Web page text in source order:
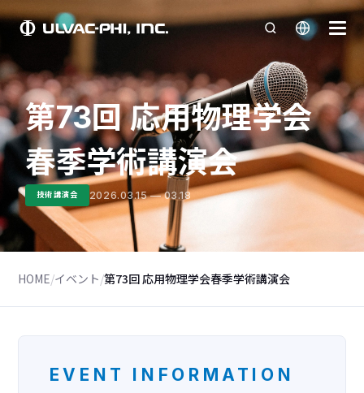
第73回 応用物理学会
春季学術講演会
技術講演会 2026.03.15 — 03.18
HOME/イベント/第73回 応用物理学会春季学術講演会
EVENT INFORMATION